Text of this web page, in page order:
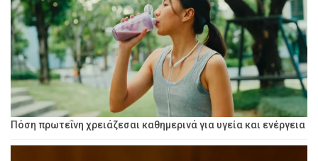
Πόση πρωτεΐνη χρειάζεσαι καθημερινά για υγεία και ενέργεια